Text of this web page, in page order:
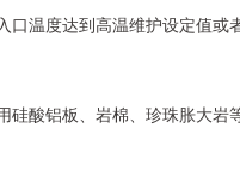
温度达到高温维护设定值或
酸铝板、岩棉、珍珠胀大岩